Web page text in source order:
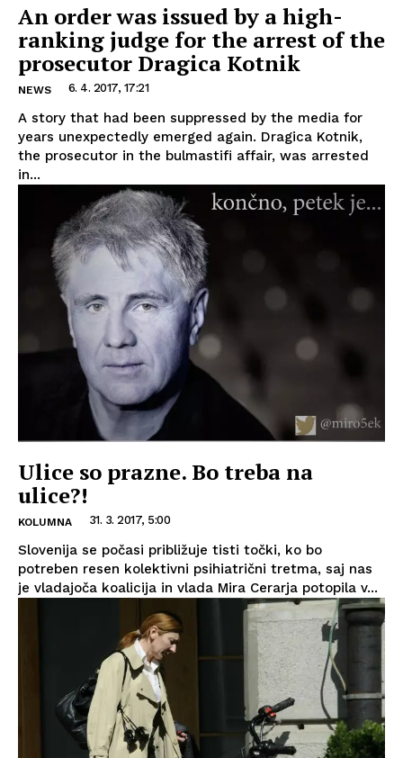
An order was issued by a high-
ranking judge for the arrest of the
prosecutor Dragica Kotnik
NEWS 6. 4. 2017, 17:21
A story that had been suppressed by the media for
years unexpectedly emerged again. Dragica Kotnik,
the prosecutor in the bulmastifi affair, was arrested
in...
Ulice so prazne. Bo treba na
ulice?!
KOLUMNA 31. 3. 2017, 5:00
Slovenija se počasi približuje tisti točki, ko bo
potreben resen kolektivni psihiatrični tretma, saj nas
je vladajoča koalicija in vlada Mira Cerarja potopila v...